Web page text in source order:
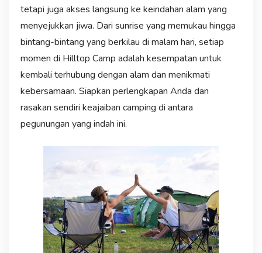
tetapi juga akses langsung ke keindahan alam yang
menyejukkan jiwa. Dari sunrise yang memukau hingga
bintang-bintang yang berkilau di malam hari, setiap
momen di Hilltop Camp adalah kesempatan untuk
kembali terhubung dengan alam dan menikmati
kebersamaan. Siapkan perlengkapan Anda dan
rasakan sendiri keajaiban camping di antara
pegunungan yang indah ini.